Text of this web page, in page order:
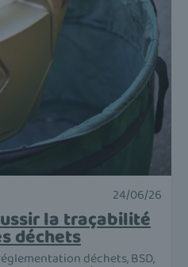
24/06/26
la traçabilité
déchets
déchets, BSD,